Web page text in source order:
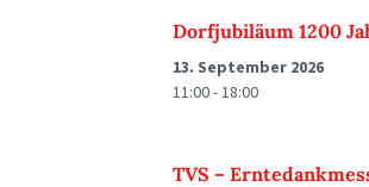
Dorfjubiläum 1200
13. September 2026
11:00 - 18:00
TVS –